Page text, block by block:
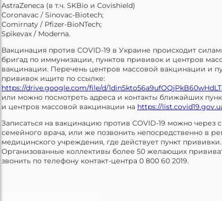
AstraZeneca (в т.ч. SKBio и Covishield)
Coronavac / Sinovac-Biotech;
Comirnaty / Pfizer-BioNTech;
Spikevax / Moderna.
Вакцинация против COVID-19 в Украине происходит
бригад по иммунизации, пунктов прививок и центров
вакцинации. Перечень центров массовой вакцинации и
прививок ищите по ссылке:
https://drive.google.com/file/d/
или можно посмотреть адреса и контакты ближайших
и центров массовой вакцинации на https://
Записаться на вакцинацию против COVID-19 можно через
семейного врача, или же позвонить непосредственно в
медицинского учреждения, где действует пункт прививки.
Организованные коллективы более 50 желающих
звонить по телефону контакт-центра 0 800 60 2019.